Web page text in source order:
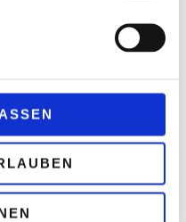
werden, je nach
außergewöhnlich hohe
Dadurch ist ihre
in jeder
gegeben.
: Im Vergleich zu